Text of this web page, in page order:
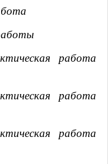
работа
работа
работа